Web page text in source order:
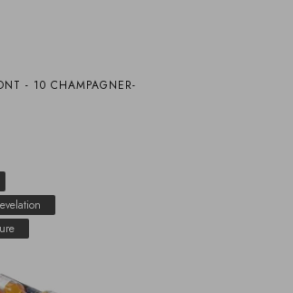
- 10 CHAMPAGNER-